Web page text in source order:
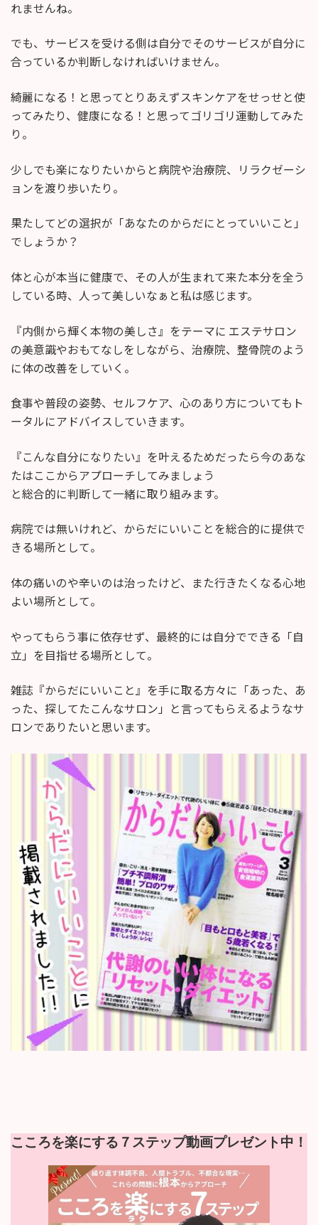
れませんね。
でも、サービスを受ける側は自分でそのサービスが自分に
合っているか判断しなければいけません。
綺麗になる！と思ってとりあえずスキンケアをせっせと使
ってみたり、健康になる！と思ってゴリゴリ運動してみた
り。
少しでも楽になりたいからと病院や治療院、リラクゼーシ
ョンを渡り歩いたり。
果たしてどの選択が「あなたのからだにとっていいこと」
でしょうか？
体と心が本当に健康で、その人が生まれて来た本分を全う
している時、人って美しいなぁと私は感じます。
『内側から輝く本物の美しさ』をテーマに エステサロン
の美意識やおもてなしをしながら、治療院、整骨院のよう
に体の改善をしていく。
食事や普段の姿勢、セルフケア、心のあり方についてもト
ータルにアドバイスしていきます。
『こんな自分になりたい』を叶えるためだったら今のあな
たはここからアプローチしてみましょう
と総合的に判断して一緒に取り組みます。
病院では無いけれど、からだにいいことを総合的に提供で
きる場所として。
体の痛いのや辛いのは治ったけど、また行きたくなる心地
よい場所として。
やってもらう事に依存せず、最終的には自分でできる「自
立」を目指せる場所として。
雑誌『からだにいいこと』を手に取る方々に「あった、あ
った、探してたこんなサロン」と言ってもらえるようなサ
ロンでありたいと思います。
こころを楽にする７ステップ動画プレゼント中！